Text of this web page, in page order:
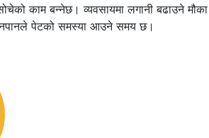
काम बन्नेछ। व्यवसायमा लगानी बढाउने मौका
पेटको समस्या आउने समय छ।